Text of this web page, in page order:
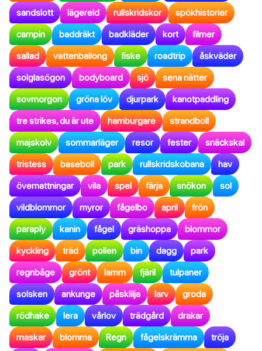
sandslott lägereld rullskridskor spökhistorier
campin baddräkt badkläder kort filmer
sallad vattenballong fiske roadtrip åskväder
solglasögon bodyboard sjö sena nätter
sovmorgon gröna löv djurpark kanotpaddling
tre strikes, du är ute hamburgare strandboll
majskolv sommarläger resor fester snäckskal
tristess baseboll park rullskridskobana hav
övernattningar vila spel färja snökon sol
vildblommor myror fågelbo april frön
paraply kanin fågel gräshoppa blommor
kyckling träd pollen bin dagg park
regnbåge grönt lamm fjäril tulpaner
solsken ankunge påsklilja larv groda
rödhake lera vårlov trädgård drakar
maskar blomma Regn fågelskrämma tröja